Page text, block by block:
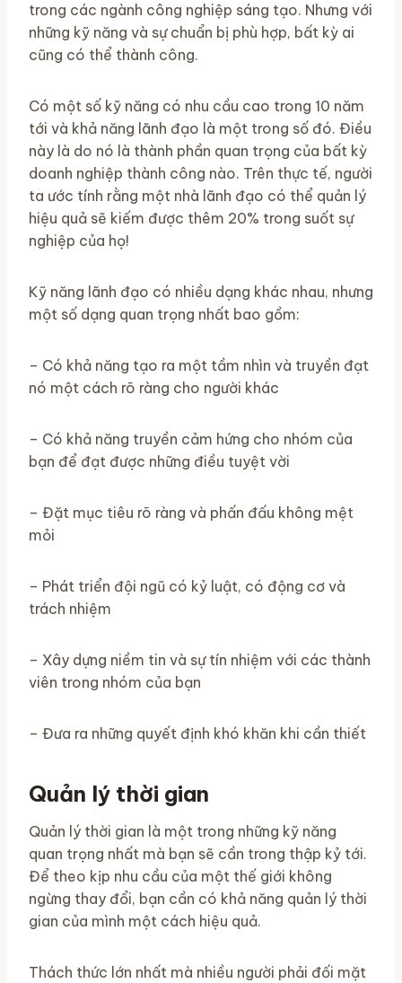
trong các ngành công nghiệp sáng tạo. Nhưng với
những kỹ năng và sự chuẩn bị phù hợp, bất kỳ ai
cũng có thể thành công.
Có một số kỹ năng có nhu cầu cao trong 10 năm
tới và khả năng lãnh đạo là một trong số đó. Điều
này là do nó là thành phần quan trọng của bất kỳ
doanh nghiệp thành công nào. Trên thực tế, người
ta ước tính rằng một nhà lãnh đạo có thể quản lý
hiệu quả sẽ kiếm được thêm 20% trong suốt sự
nghiệp của họ!
Kỹ năng lãnh đạo có nhiều dạng khác nhau, nhưng
một số dạng quan trọng nhất bao gồm:
– Có khả năng tạo ra một tầm nhìn và truyền đạt
nó một cách rõ ràng cho người khác
– Có khả năng truyền cảm hứng cho nhóm của
bạn để đạt được những điều tuyệt vời
– Đặt mục tiêu rõ ràng và phấn đấu không mệt
mỏi
– Phát triển đội ngũ có kỷ luật, có động cơ và
trách nhiệm
– Xây dựng niềm tin và sự tín nhiệm với các thành
viên trong nhóm của bạn
– Đưa ra những quyết định khó khăn khi cần thiết
Quản lý thời gian
Quản lý thời gian là một trong những kỹ năng
quan trọng nhất mà bạn sẽ cần trong thập kỷ tới.
Để theo kịp nhu cầu của một thế giới không
ngừng thay đổi, bạn cần có khả năng quản lý thời
gian của mình một cách hiệu quả.
Thách thức lớn nhất mà nhiều người phải đối mặt